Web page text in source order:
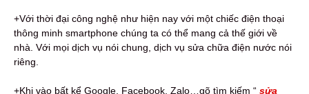
+Với thời đại công nghệ như hiện nay với một chiếc điện thoại
thông minh smartphone chúng ta có thể mang cả thế giới về
nhà. Với mọi dịch vụ nói chung, dịch vụ sửa chữa điện nước nói
riêng.
+Khi vào bất kể Google, Facebook, Zalo…gõ tìm kiếm “ sửa